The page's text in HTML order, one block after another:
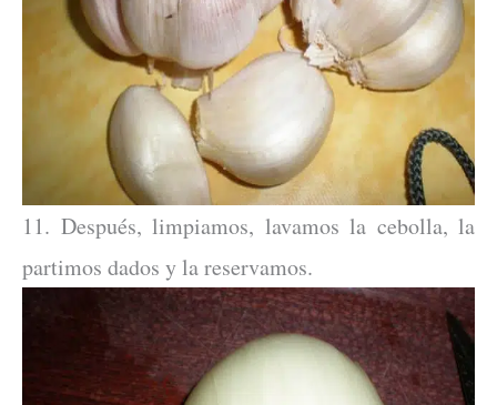
11. Después, limpiamos, lavamos la cebolla, la
partimos dados y la reservamos.